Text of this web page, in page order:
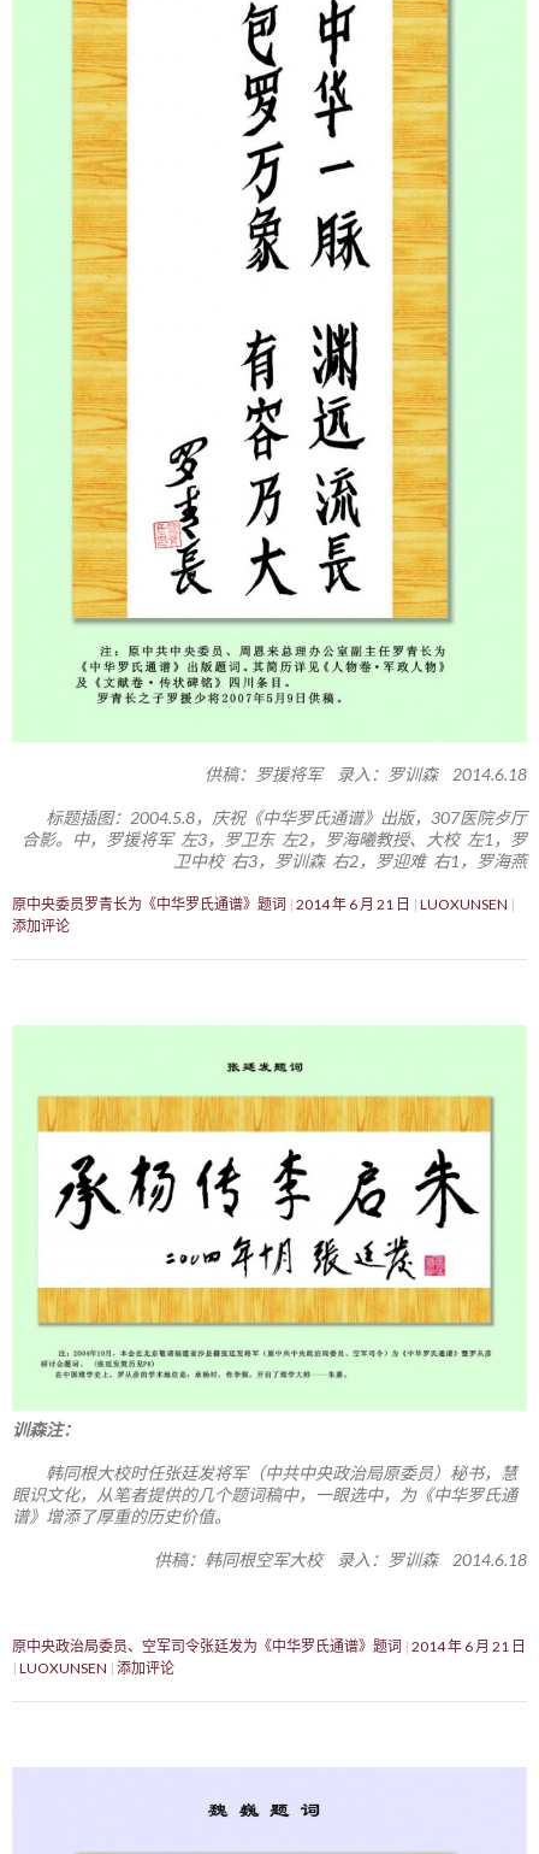
供稿：罗援将军 录入：罗训森 2014.6.18
标题插图：2004.5.8，庆祝《中华罗氏通谱》出版，307医院歺厅
合影。中，罗援将军 左3，罗卫东 左2，罗海曦教授、大校 左1，罗
卫中校 右3，罗训森 右2，罗迎难 右1，罗海燕
原中央委员罗青长为《中华罗氏通谱》题词 2014 年 6 月 21 日
LUOXUNSEN
添加评论
训森注：
韩同根大校时任张廷发将军（中共中央政治局原委员）秘书，慧
眼识文化，从笔者提供的几个题词稿中，一眼选中，为《中华罗氏通
谱》增添了厚重的历史价值。
供稿：韩同根空军大校 录入：罗训森 2014.6.18
原中央政治局委员、空军司令张廷发为《中华罗氏通谱》题词 2014 年 6 月 21 日
LUOXUNSEN 添加评论